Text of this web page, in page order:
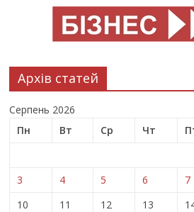
Архів статей
Серпень 2026
Пн
Вт Ср Чт
3
4 5 6 7
10
11 12 13